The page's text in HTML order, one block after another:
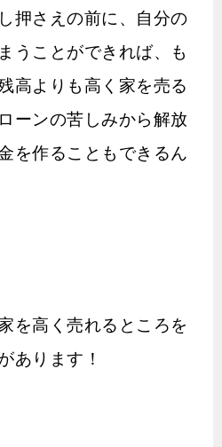
押さえの前に、自分の
うことができれば、も
高よりも高く家を売る
ーンの苦しみから解放
を作ることもできるん
を高く売れるところを
あります！